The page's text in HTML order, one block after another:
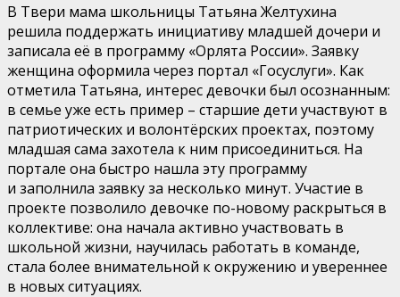
В Твери мама школьницы Татьяна Желтухина
решила поддержать инициативу младшей дочери и
записала её в программу «Орлята России». Заявку
женщина оформила через портал «Госуслуги». Как
отметила Татьяна, интерес девочки был осознанным:
в семье уже есть пример – старшие дети участвуют в
патриотических и волонтёрских проектах, поэтому
младшая сама захотела к ним присоединиться. На
портале она быстро нашла эту программу
и заполнила заявку за несколько минут. Участие в
проекте позволило девочке по-новому раскрыться в
коллективе: она начала активно участвовать в
школьной жизни, научилась работать в команде,
стала более внимательной кокружению и увереннее
в новых ситуациях.